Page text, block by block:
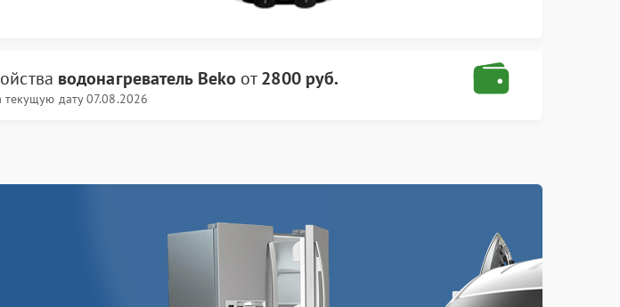
водонагреватель Beko от2800 руб.
текущую дату 07.08.2026